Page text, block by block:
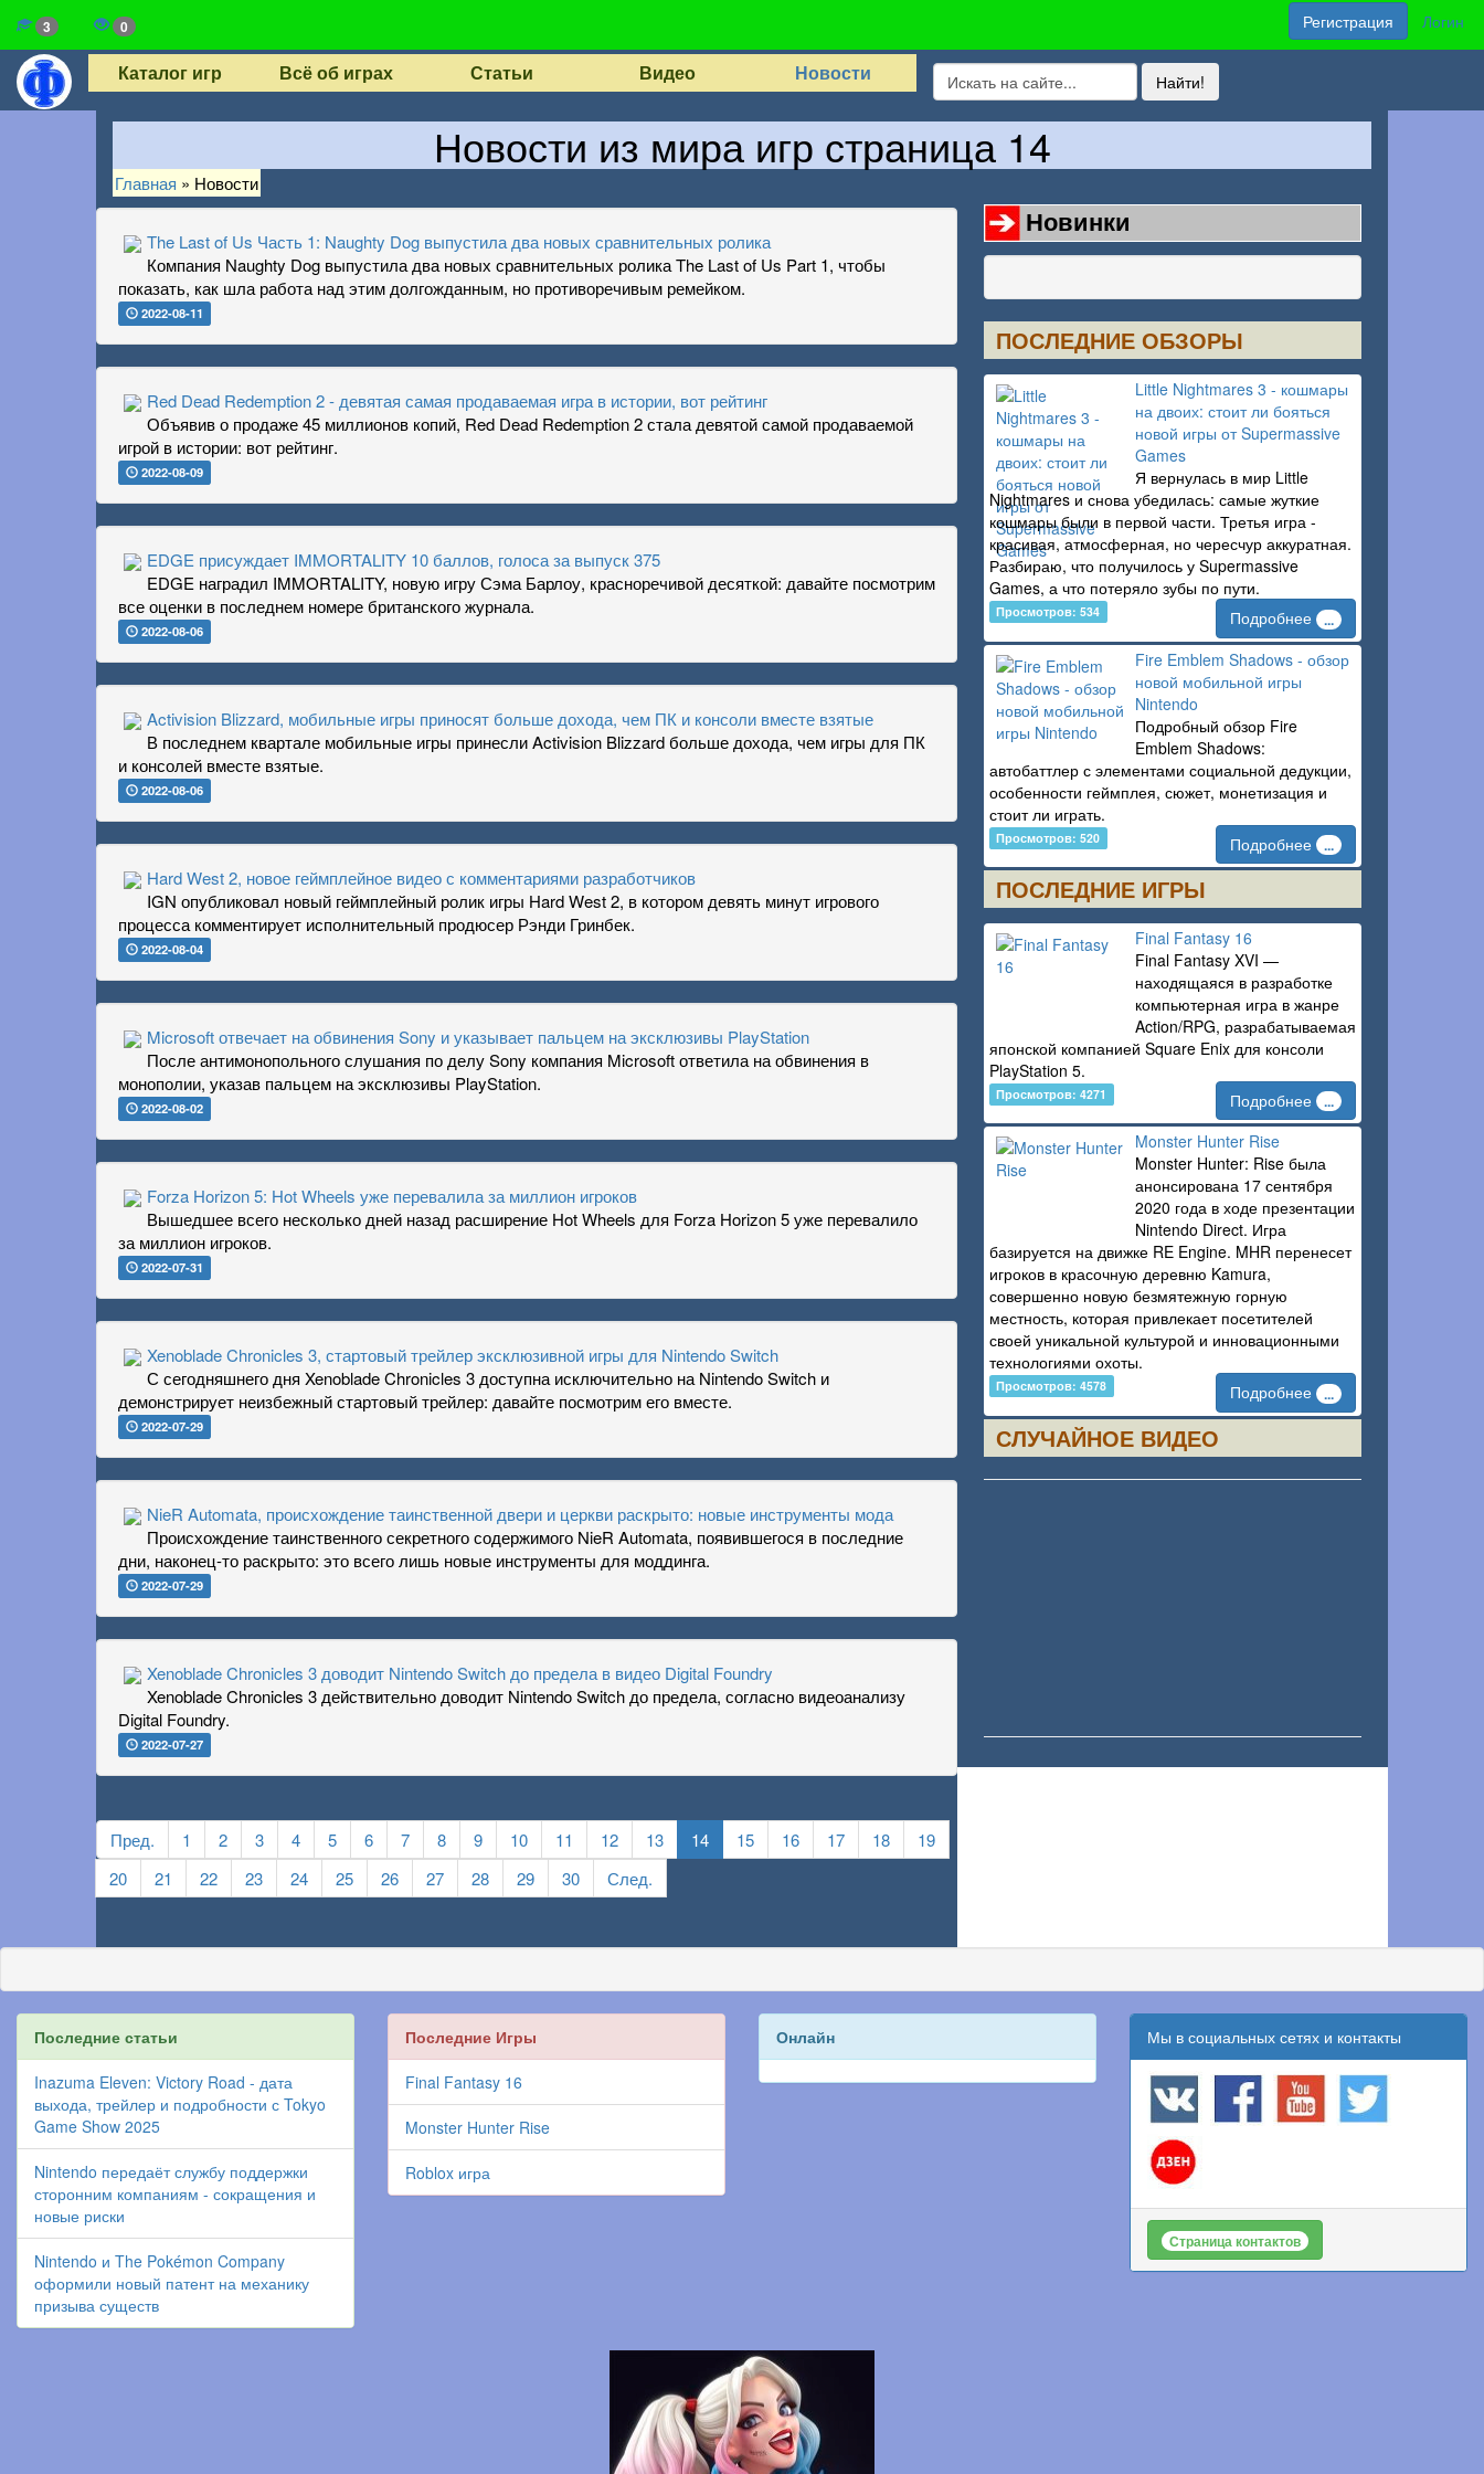
3 0 Регистрация Логин
Каталог игр Всё об играх Статьи Видео Новости
Новости из мира игр страница 14
Главная » Новости
The Last of Us Часть 1: Naughty Dog выпустила два новых сравнительных ролика
Компания Naughty Dog выпустила два новых сравнительных ролика The Last of Us Part 1, чтобы
показать, как шла работа над этим долгожданным, но противоречивым ремейком.
2022-08-11
Red Dead Redemption 2 - девятая самая продаваемая игра в истории, вот рейтинг
Объявив о продаже 45 миллионов копий, Red Dead Redemption 2 стала девятой самой продаваемой
игрой в истории: вот рейтинг.
2022-08-09
EDGE присуждает IMMORTALITY 10 баллов, голоса за выпуск 375
EDGE наградил IMMORTALITY, новую игру Сэма Барлоу, красноречивой десяткой: давайте посмотрим
все оценки в последнем номере британского журнала.
2022-08-06
Activision Blizzard, мобильные игры приносят больше дохода, чем ПК и консоли вместе взятые
В последнем квартале мобильные игры принесли Activision Blizzard больше дохода, чем игры для ПК
и консолей вместе взятые.
2022-08-06
Hard West 2, новое геймплейное видео с комментариями разработчиков
IGN опубликовал новый геймплейный ролик игры Hard West 2, в котором девять минут игрового
процесса комментирует исполнительный продюсер Рэнди Гринбек.
2022-08-04
Microsoft отвечает на обвинения Sony и указывает пальцем на эксклюзивы PlayStation
После антимонопольного слушания по делу Sony компания Microsoft ответила на обвинения в
монополии, указав пальцем на эксклюзивы PlayStation.
2022-08-02
Forza Horizon 5: Hot Wheels уже перевалила за миллион игроков
Вышедшее всего несколько дней назад расширение Hot Wheels для Forza Horizon 5 уже перевалило
за миллион игроков.
2022-07-31
Xenoblade Chronicles 3, стартовый трейлер эксклюзивной игры для Nintendo Switch
С сегодняшнего дня Xenoblade Chronicles 3 доступна исключительно на Nintendo Switch и
демонстрирует неизбежный стартовый трейлер: давайте посмотрим его вместе.
2022-07-29
NieR Automata, происхождение таинственной двери и церкви раскрыто: новые инструменты мода
Происхождение таинственного секретного содержимого NieR Automata, появившегося в последние
дни, наконец-то раскрыто: это всего лишь новые инструменты для моддинга.
2022-07-29
Xenoblade Chronicles 3 доводит Nintendo Switch до предела в видео Digital Foundry
Xenoblade Chronicles 3 действительно доводит Nintendo Switch до предела, согласно видеоанализу
Digital Foundry.
2022-07-27
Пред. 1 2 3 4 5 6 7 8 9 10 11 12 13 14 15 16 17 18
19
20
21 22 23 24 25 26 27 28 29 30 След.
Новинки
ПОСЛЕДНИЕ ОБЗОРЫ
Little Nightmares 3 - кошмары
на двоих: стоит ли бояться
новой игры от Supermassive
Games
Я вернулась в мир Little
Nightmares и снова убедилась: самые жуткие
кошмары были в первой части. Третья игра -
красивая, атмосферная, но чересчур аккуратная.
Разбираю, что получилось у Supermassive
Games, а что потеряло зубы по пути.
Просмотров: 534 Подробнее ...
Fire Emblem Shadows - обзор
новой мобильной игры
Nintendo
Подробный обзор Fire
Emblem Shadows:
автобаттлер с элементами социальной дедукции,
особенности геймплея, сюжет, монетизация и
стоит ли играть.
Просмотров: 520 Подробнее ...
ПОСЛЕДНИЕ ИГРЫ
Final Fantasy 16
Final Fantasy XVI —
находящаяся в разработке
компьютерная игра в жанре
Action/RPG, разрабатываемая
японской компанией Square Enix для консоли
PlayStation 5.
Просмотров: 4271 Подробнее ...
Monster Hunter Rise
Monster Hunter: Rise была
анонсирована 17 сентября
2020 года в ходе презентации
Nintendo Direct. Игра
базируется на движке RE Engine. MHR перенесет
игроков в красочную деревню Kamura,
совершенно новую безмятежную горную
местность, которая привлекает посетителей
своей уникальной культурой и инновационными
технологиями охоты.
Просмотров: 4578 Подробнее ...
СЛУЧАЙНОЕ ВИДЕО
Последние статьи
Inazuma Eleven: Victory Road - дата
выхода, трейлер и подробности с Tokyo
Game Show 2025
Nintendo передаёт службу поддержки
сторонним компаниям - сокращения и
новые риски
Nintendo и The Pokémon Company
оформили новый патент на механику
призыва существ
Последние Игры
Final Fantasy 16
Monster Hunter Rise
Roblox игра
Онлайн Мы в социальных сетях и контакты
Страница контактов